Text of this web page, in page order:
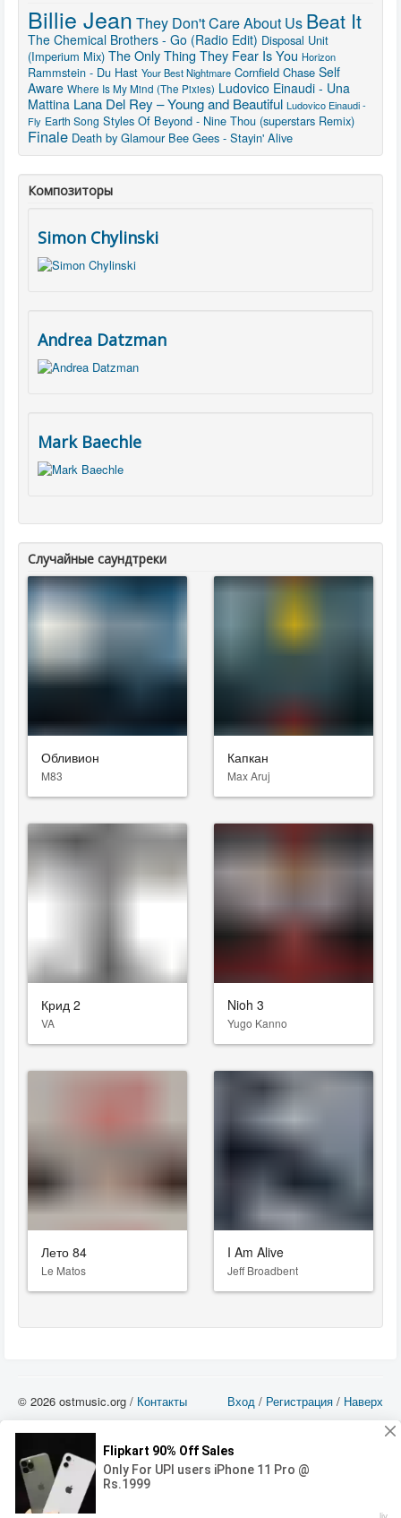
Billie Jean They Don't Care About Us Beat It
The Chemical Brothers - Go (Radio Edit) Disposal Unit
(Imperium Mix) The Only Thing They Fear Is You Horizon
Rammstein - Du Hast Your Best Nightmare Cornfield Chase Self
Aware Where Is My Mind (The Pixies) Ludovico Einaudi - Una
Mattina Lana Del Rey – Young and Beautiful Ludovico Einaudi -
Fly Earth Song Styles Of Beyond - Nine Thou (superstars Remix)
Finale Death by Glamour Bee Gees - Stayin' Alive
Композиторы
Simon Chylinski
Andrea Datzman
Mark Baechle
Случайные саундтреки
Обливион
M83
Капкан
Max Aruj
Крид 2
VA
Nioh 3
Yugo Kanno
Лето 84
Le Matos
I Am Alive
Jeff Broadbent
Вход / Регистрация / Наверх
© 2026 ostmusic.org / Контакты
можете использовать такие материалы только в том в случае, если
использование производится с ознакомительными целями - для прочих целей
вы должны приобрести лицензионную запись.